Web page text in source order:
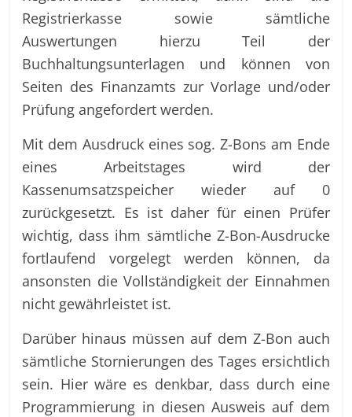
Registrierkasse sowie sämtliche
Auswertungen hierzu Teil der
Buchhaltungsunterlagen und können von
Seiten des Finanzamts zur Vorlage und/oder
Prüfung angefordert werden.
Mit dem Ausdruck eines sog. Z-Bons am Ende
eines Arbeitstages wird der
Kassenumsatzspeicher wieder auf 0
zurückgesetzt. Es ist daher für einen Prüfer
wichtig, dass ihm sämtliche Z-Bon-Ausdrucke
fortlaufend vorgelegt werden können, da
ansonsten die Vollständigkeit der Einnahmen
nicht gewährleistet ist.
Darüber hinaus müssen auf dem Z-Bon auch
sämtliche Stornierungen des Tages ersichtlich
sein. Hier wäre es denkbar, dass durch eine
Programmierung in diesen Ausweis auf dem